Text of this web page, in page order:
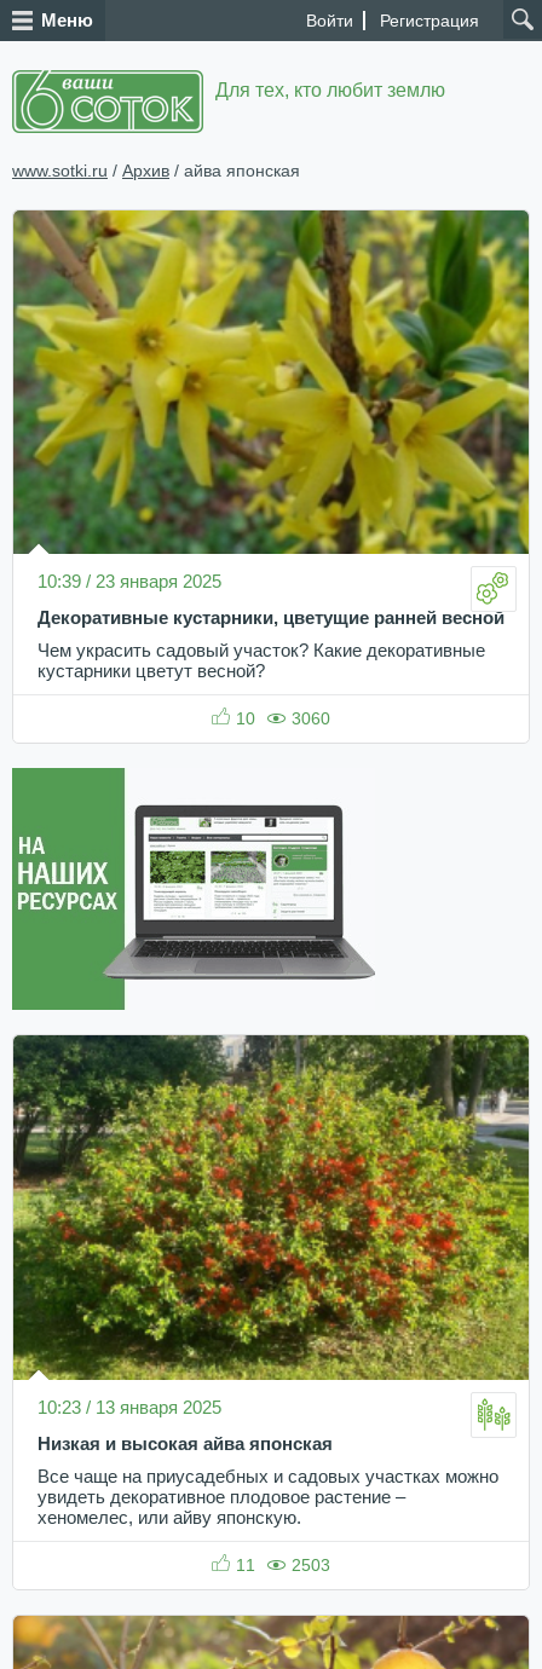
Войти Регистрация
Меню
Для тех, кто любит землю
www.sotki.ru / Архив / айва японская
10:39 / 23 января 2025
Декоративные кустарники, цветущие ранней весной
Чем украсить садовый участок? Какие декоративные
кустарники цветут весной?
10 3060
10:23 / 13 января 2025
Низкая и высокая айва японская
Все чаще на приусадебных и садовых участках можно
увидеть декоративное плодовое растение –
хеномелес, или айву японскую.
11 2503